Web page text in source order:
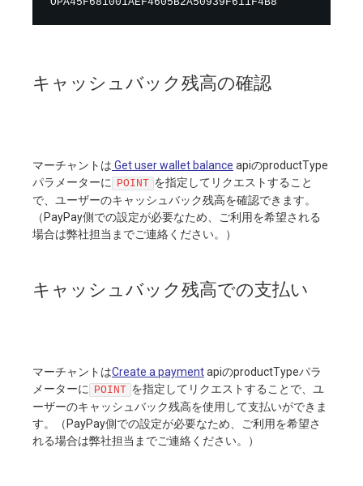
キャッシュバック残高の確認
マーチャントは Get user wallet balance apiのproductType
パラメーターに POINT を指定してリクエストすること
で、ユーザーのキャッシュバック残高を確認できます。
（PayPay側での設定が必要なため、ご利用を希望される
場合は弊社担当までご連絡ください。）
キャッシュバック残高での支払い
マーチャントはCreate a paymentapiのproductTypeパラ
メーターに POINT を指定してリクエストすることで、ユ
ーザーのキャッシュバック残高を使用して支払いができま
す。（PayPay側での設定が必要なため、ご利用を希望さ
れる場合は弊社担当までご連絡ください。）